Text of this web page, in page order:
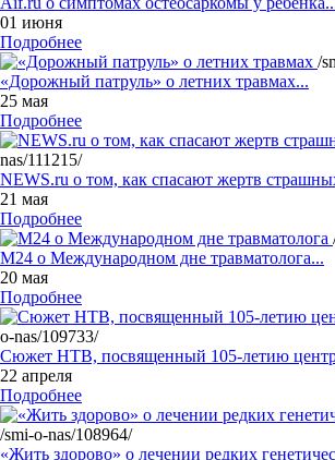
01 июня
Подробнее
/
«Дорожный патруль» о летних травмах...
25 мая
Подробнее
nas/111215/
NEWS.ru о том, как спасают жертв
21 мая
Подробнее
М24 о Международном дне травматолога...
20 мая
Подробнее
o-nas/109733/
Сюжет НТВ, посвященный 105-летию
22 апреля
Подробнее
/smi-o-nas/108964/
«Жить здорово» о лечении редких